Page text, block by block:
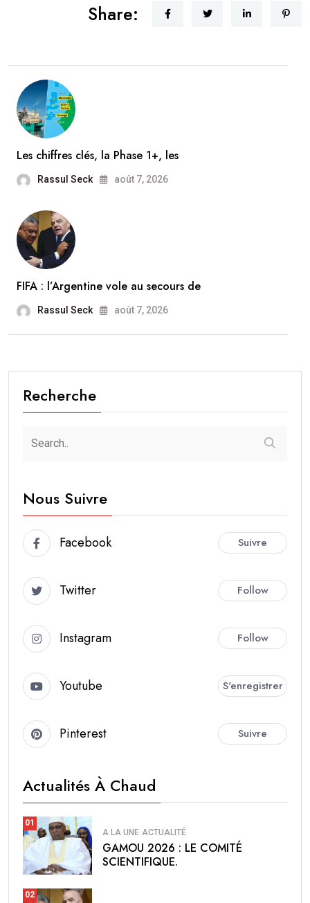
Share:
Les chiffres clés, la Phase 1+, les
Rassul Seck août 7, 2026
FIFA : l’Argentine vole au secours de
Rassul Seck août 7, 2026
Recherche
Nous Suivre
Facebook Suivre
Twitter Follow
Instagram Follow
Youtube S'enregistrer
Pinterest Suivre
Actualités À Chaud
01
A LA UNE ACTUALITÉ
GAMOU 2026 : LE COMITÉ
SCIENTIFIQUE.
02